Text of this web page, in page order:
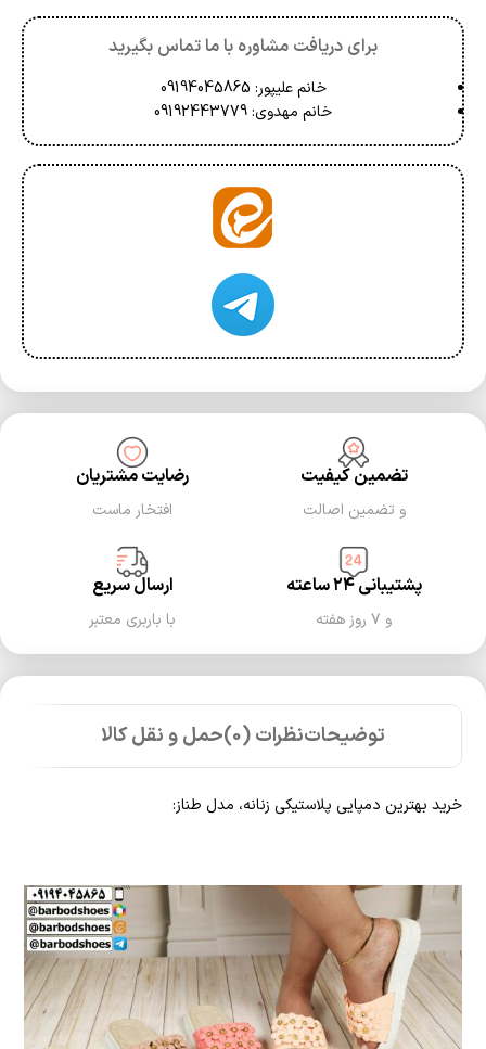
برای دریافت مشاوره با ما تماس بگیرید
خانم علیپور: 09194045865
خانم مهدوی: 09192443779
تضمین کیفیت
و تضمین اصالت
رضایت مشتریان
افتخار ماست
پشتیبانی ۲۴ ساعته
و ۷ روز هفته
ارسال سریع
با باربری معتبر
توضیحاتنظرات (0) حمل و نقل کالا
خرید بهترین دمپایی پلاستیکی زنانه، مدل طناز: